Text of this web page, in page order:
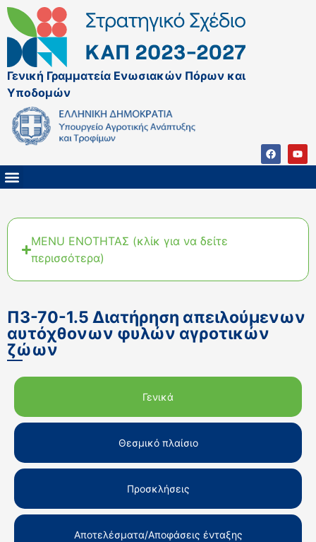
Γενική Γραμματεία Ενωσιακών Πόρων και
Υποδομών
MENU ΕΝΟΤΗΤΑΣ (κλίκ για να δείτε
περισσότερα)
Π3-70-1.5 Διατήρηση απειλούμενων
αυτόχθονων φυλών αγροτικών
ζώων
Γενικά
Θεσμικό πλαίσιο
Προσκλήσεις
Αποτελέσματα/Αποφάσεις ένταξης